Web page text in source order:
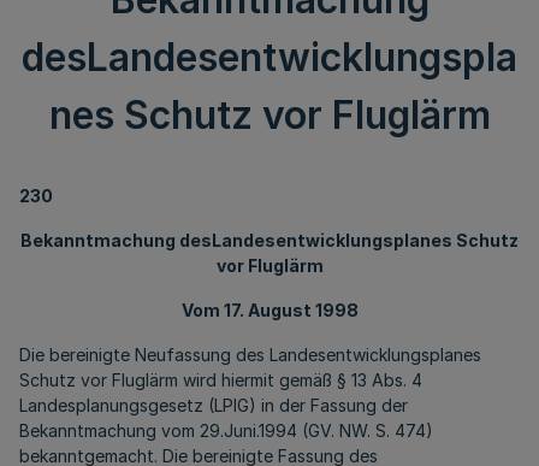
desLandesentwicklungspla
nes Schutz vor Fluglärm
230
Bekanntmachung desLandesentwicklungsplanes Schutz
vor Fluglärm
Vom 17. August 1998
Die bereinigte Neufassung des Landesentwicklungsplanes
Schutz vor Fluglärm wird hiermit gemäß § 13 Abs. 4
Landesplanungsgesetz (LPlG) in der Fassung der
Bekanntmachung vom 29.Juni.1994 (GV. NW. S. 474)
bekanntgemacht. Die bereinigte Fassung des